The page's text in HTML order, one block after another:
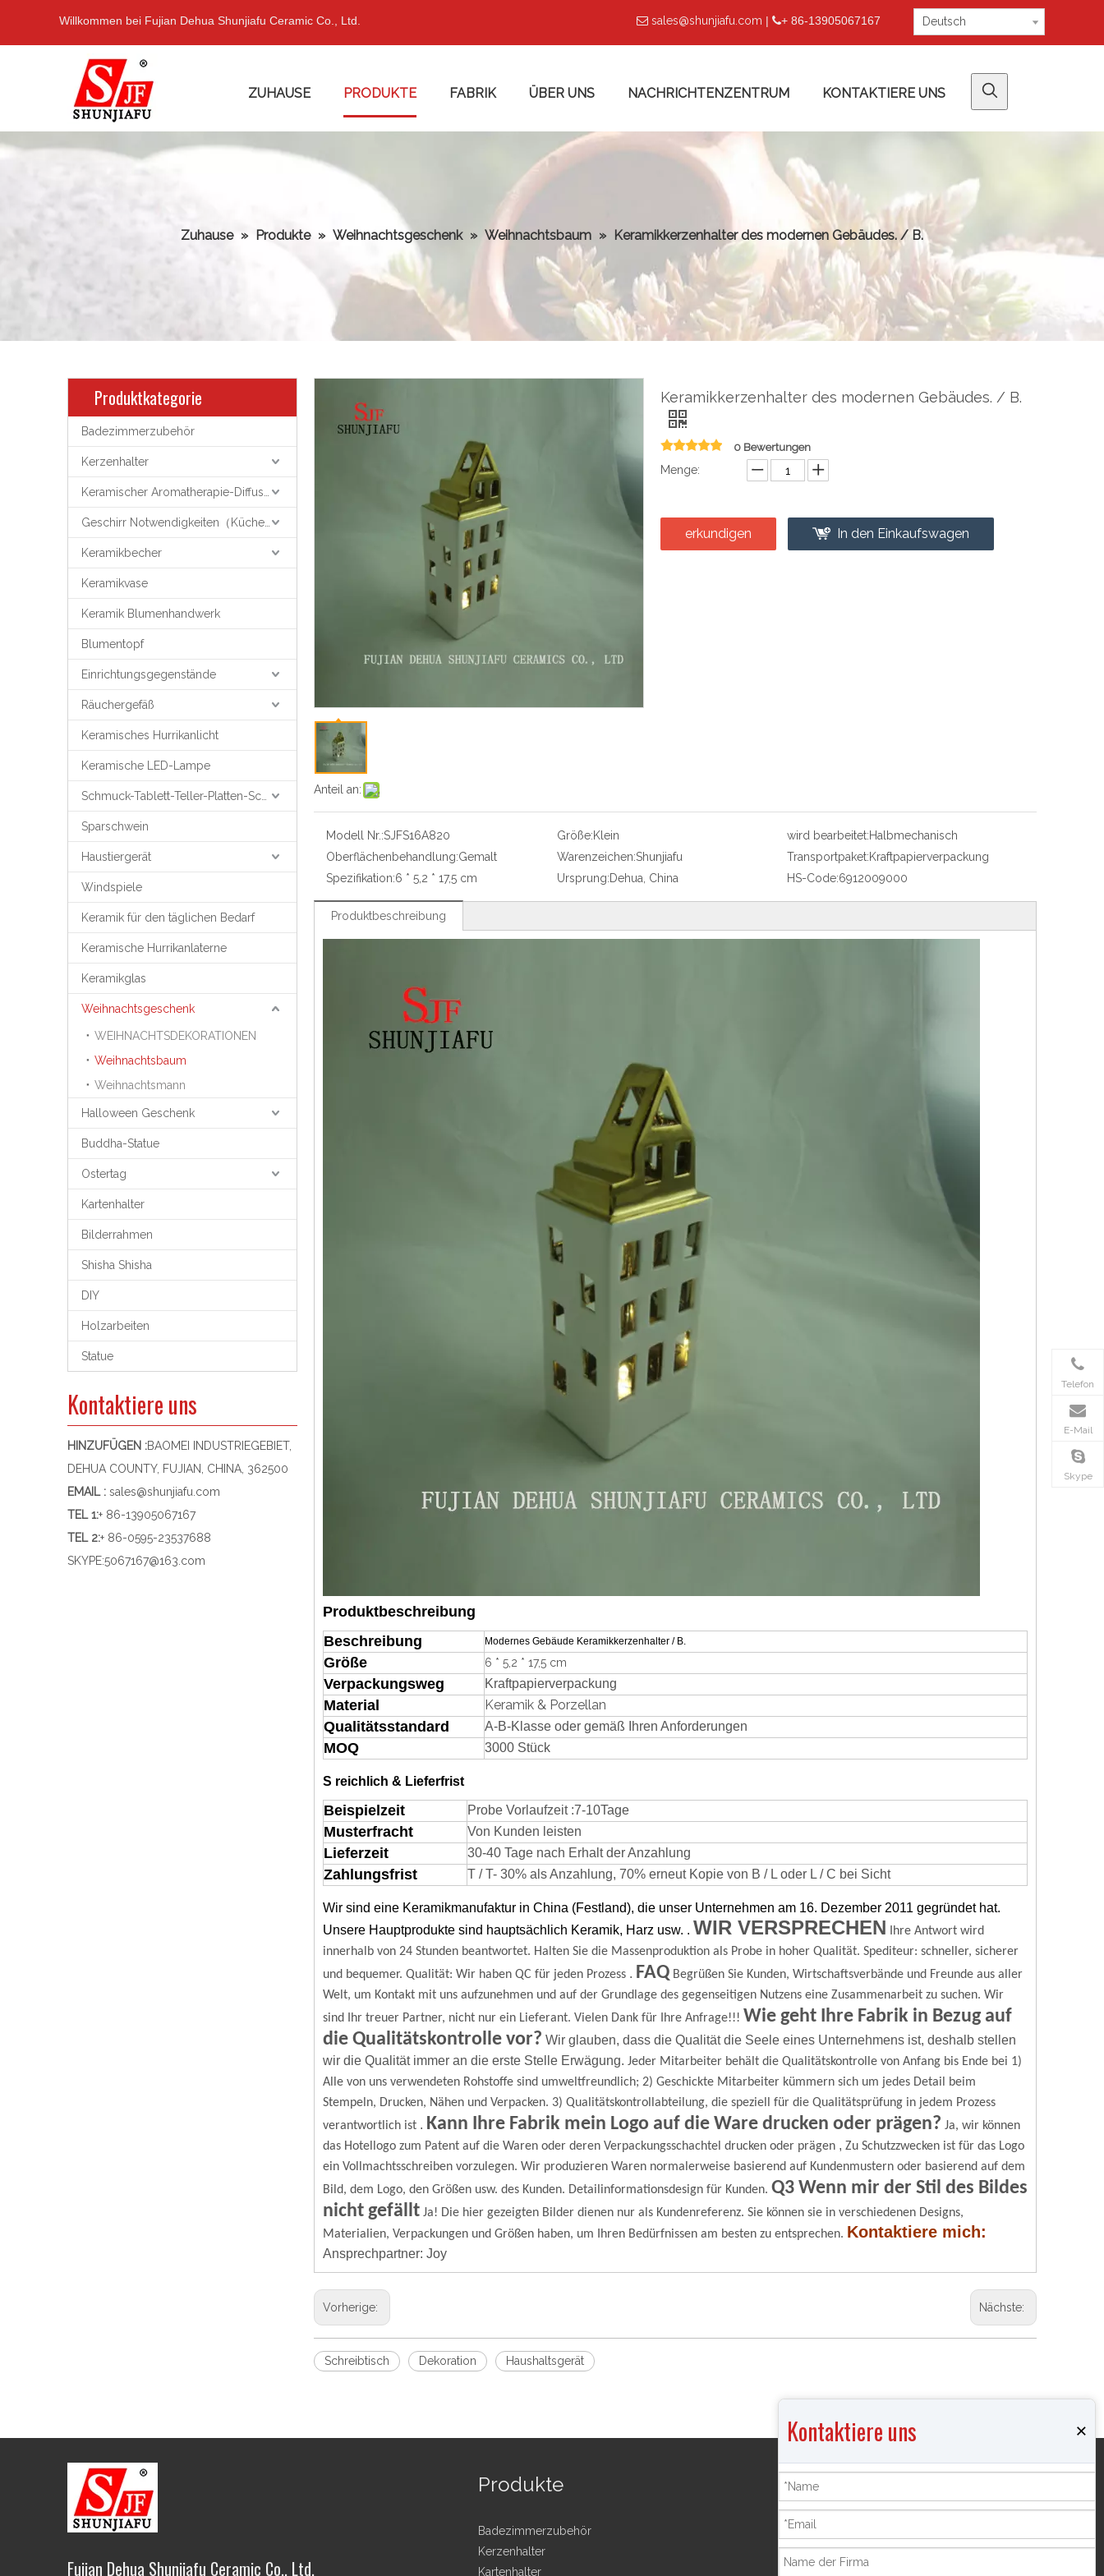
Willkommen bei Fujian Dehua Shunjiafu Ceramic Co., Ltd.  sales@shunjiafu.com | + 86-13905067167 Deutsch
ZUHAUSE PRODUKTE FABRIK ÜBER UNS NACHRICHTENZENTRUM KONTAKTIERE UNS
Zuhause » Produkte » Weihnachtsgeschenk » Weihnachtsbaum » Keramikkerzenhalter des modernen Gebäudes. / B.
Produktkategorie
Badezimmerzubehör
Kerzenhalter
Keramikbecher
Keramikvase
Keramik Blumenhandwerk
Blumentopf
Einrichtungsgegenstände
Räuchergefäß
Keramisches Hurrikanlicht
Keramische LED-Lampe
Sparschwein
Haustiergerät
Windspiele
Keramik für den täglichen Bedarf
Keramische Hurrikanlaterne
Keramikglas
Weihnachtsgeschenk
WEIHNACHTSDEKORATIONEN
Weihnachtsbaum
Weihnachtsmann
Halloween Geschenk
Buddha-Statue
Ostertag
Kartenhalter
Bilderrahmen
Shisha Shisha
DIY
Holzarbeiten
Statue
Kontaktiere uns
HINZUFÜGEN :BAOMEI INDUSTRIEGEBIET,
DEHUA COUNTY, FUJIAN, CHINA, 362500
EMAIL : sales@shunjiafu.com
TEL 1:+ 86-13905067167
TEL 2:+ 86-0595-23537688
SKYPE:5067167@163.com
Anteil an:
Keramikkerzenhalter des modernen Gebäudes. / B.
0 Bewertungen
Menge:
erkundigen In den Einkaufswagen
Modell Nr.:SJFS16A820 Größe:Klein wird bearbeitet:Halbmechanisch
Oberflächenbehandlung:Gemalt Warenzeichen:Shunjiafu Transportpaket:Kraftpapierverpackung
Spezifikation:6 * 5,2 * 17,5 cm Ursprung:Dehua, China HS-Code:6912009000
Produktbeschreibung
Produktbeschreibung
Beschreibung
Modernes Gebäude Keramikkerzenhalter / B.
Größe 6 * 5,2 * 17,5 cm
Verpackungsweg Kraftpapierverpackung
Material Keramik & Porzellan
Qualitätsstandard A-B-Klasse oder gemäß Ihren Anforderungen
MOQ 3000 Stück
S reichlich & Lieferfrist
Beispielzeit Probe Vorlaufzeit :7-10Tage
Musterfracht Von Kunden leisten
Lieferzeit 30-40 Tage nach Erhalt der Anzahlung
Zahlungsfrist T / T- 30% als Anzahlung, 70% erneut Kopie von B / L oder L / C bei Sicht
Wir sind eine Keramikmanufaktur in China (Festland), die unser Unternehmen am 16. Dezember 2011 gegründet hat.
Unsere Hauptprodukte sind hauptsächlich Keramik, Harz usw. . WIR VERSPRECHEN
Ihre Antwort wird
innerhalb von 24 Stunden beantwortet. Halten Sie die Massenproduktion als Probe in hoher Qualität. Spediteur: schneller, sicherer
und bequemer. Qualität: Wir haben QC für jeden Prozess . FAQ Begrüßen Sie Kunden, Wirtschaftsverbände und Freunde aus aller
Welt, um Kontakt mit uns aufzunehmen und auf der Grundlage des gegenseitigen Nutzens eine Zusammenarbeit zu suchen. Wir
sind Ihr treuer Partner, nicht nur ein Lieferant. Vielen Dank für Ihre Anfrage!!! Wie geht Ihre Fabrik in Bezug auf
die Qualitätskontrolle vor? Wir glauben, dass die Qualität die Seele eines Unternehmens ist, deshalb stellen
wir die Qualität immer an die erste Stelle Erwägung. Jeder Mitarbeiter behält die Qualitätskontrolle von Anfang bis Ende bei 1)
Alle von uns verwendeten Rohstoffe sind umweltfreundlich; 2) Geschickte Mitarbeiter kümmern sich um jedes Detail beim
Stempeln, Drucken, Nähen und Verpacken. 3) Qualitätskontrollabteilung, die speziell für die Qualitätsprüfung in jedem Prozess
verantwortlich ist . Kann Ihre Fabrik mein Logo auf die Ware drucken oder prägen? Ja, wir können
das Hotellogo zum Patent auf die Waren oder deren Verpackungsschachtel drucken oder prägen , Zu Schutzzwecken ist für das Logo
ein Vollmachtsschreiben vorzulegen. Wir produzieren Waren normalerweise basierend auf Kundenmustern oder basierend auf dem
Bild, dem Logo, den Größen usw. des Kunden. Detailinformationsdesign für Kunden. Q3 Wenn mir der Stil des Bildes
nicht gefällt Ja! Die hier gezeigten Bilder dienen nur als Kundenreferenz. Sie können sie in verschiedenen Designs,
Materialien, Verpackungen und Größen haben, um Ihren Bedürfnissen am besten zu entsprechen. Kontaktiere mich:
Ansprechpartner: Joy
Vorherige: Nächste:
Schreibtisch Dekoration Haushaltsgerät
Fujian Dehua Shunjiafu Ceramic Co., Ltd.
Produkte
Badezimmerzubehör
Kerzenhalter
Kartenhalter
Produkte
Räuchergefäß
Schmuckkästchen
Kontaktiere uns ×
Telefon
E-Mail
Skype